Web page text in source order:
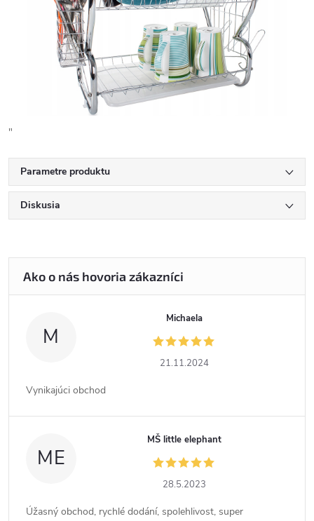
"
Parametre produktu
Diskusia
M
Michaela
21.11.2024
Vynikajúci obchod
ME
MŠ little elephant
28.5.2023
Úžasný obchod, rychlé dodání, spolehlivost, super